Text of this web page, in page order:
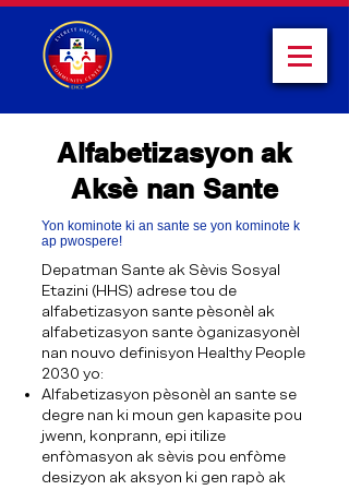
Alfabetizasyon ak
Aksè nan Sante
Yon kominote ki an sante se yon kominote k
ap pwospere!
Depatman Sante ak Sèvis Sosyal
Etazini (HHS) adrese tou de
alfabetizasyon sante pèsonèl ak
alfabetizasyon sante òganizasyonèl
nan nouvo definisyon Healthy People
2030 yo:
Alfabetizasyon pèsonèl an sante se
degre nan ki moun gen kapasite pou
jwenn, konprann, epi itilize
enfòmasyon ak sèvis pou enfòme
desizyon ak aksyon ki gen rapò ak